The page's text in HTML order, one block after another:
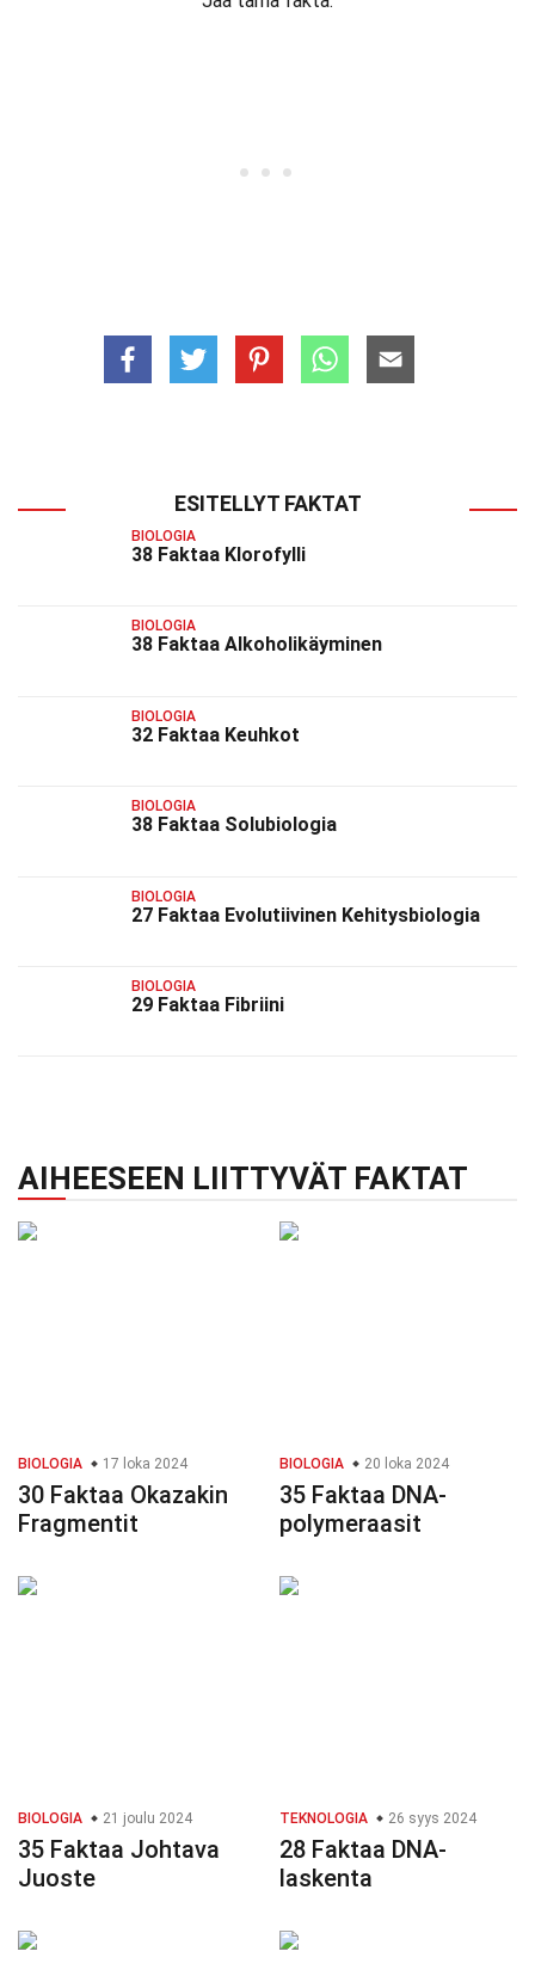
ESITELLYT FAKTAT
BIOLOGIA
38 Faktaa Klorofylli
BIOLOGIA
38 Faktaa Alkoholikäyminen
BIOLOGIA
32 Faktaa Keuhkot
BIOLOGIA
38 Faktaa Solubiologia
BIOLOGIA
27 Faktaa Evolutiivinen Kehitysbiologia
BIOLOGIA
29 Faktaa Fibriini
AIHEESEEN LIITTYVÄT FAKTAT
BIOLOGIA 17 loka 2024
30 Faktaa Okazakin
Fragmentit
BIOLOGIA 20 loka 2024
35 Faktaa DNA-
polymeraasit
BIOLOGIA 21 joulu 2024
35 Faktaa Johtava
Juoste
TEKNOLOGIA 26 syys 2024
28 Faktaa DNA-
laskenta